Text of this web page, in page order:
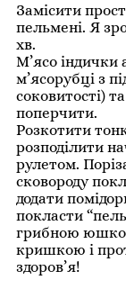
Замісити
пельмені. Я
хв.
М’ясо
м’ясорубці з
соковитості)
поперчити.
Розкотити
розподілити
рулетом.
сковороду
додати
покласти
грибною
кришкою і
здоров’я!